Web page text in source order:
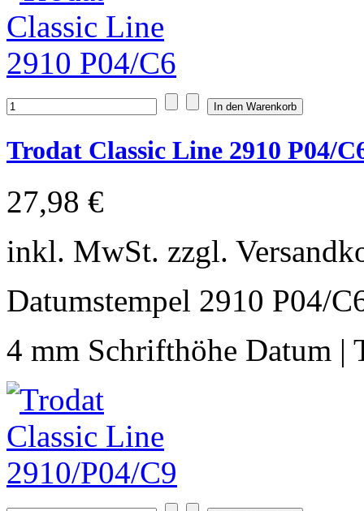
Trodat Classic Line 2910 P04/
27,98 €
inkl. MwSt. zzgl.
Datumstempel 2910 P04/
4 mm Schrifthöhe Datum |